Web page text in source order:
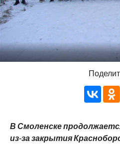
В Смоленске
из-за закрытия